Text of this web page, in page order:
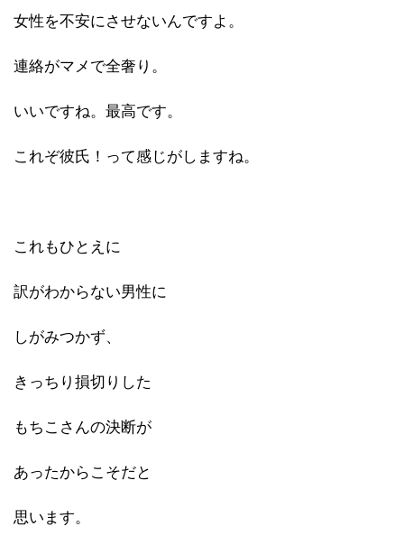
女性を不安にさせないんですよ。
連絡がマメで全奢り。
いいですね。最高です。
これぞ彼氏！って感じがしますね。
これもひとえに
訳がわからない男性に
しがみつかず、
きっちり損切りした
もちこさんの決断が
あったからこそだと
思います。